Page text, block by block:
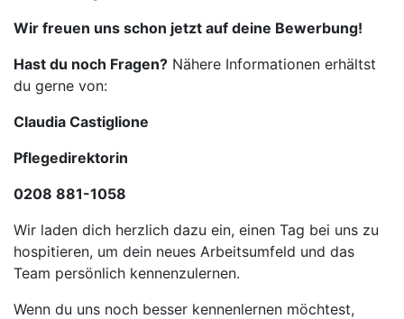
Wir freuen uns schon jetzt auf deine Bewerbung!
Hast du noch Fragen? Nähere Informationen erhältst
du gerne von:
Claudia Castiglione
Pflegedirektorin
0208 881-1058
Wir laden dich herzlich dazu ein, einen Tag bei uns zu
hospitieren, um dein neues Arbeitsumfeld und das
Team persönlich kennenzulernen.
Wenn du uns noch besser kennenlernen möchtest,